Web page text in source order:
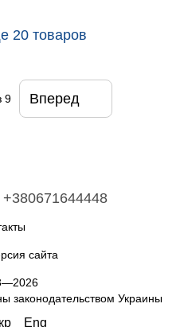
20 товаров
9 Вперед
+380671644448
сайта
законодательством Украины
Eng